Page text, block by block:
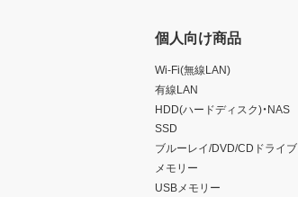
個人向け商品
Wi-Fi(無線LAN)
有線LAN
HDD(ハードディスク)・NAS
SSD
ブルーレイ/DVD/CDドライブ
メモリー
USBメモリー